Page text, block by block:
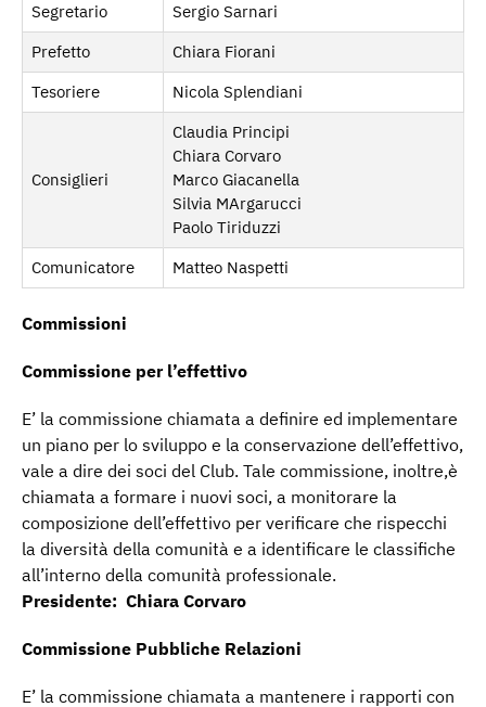
Segretario
Sergio Sarnari
Prefetto
Chiara Fiorani
Tesoriere
Nicola Splendiani
Consiglieri
Claudia Principi
Chiara Corvaro
Marco Giacanella
Silvia MArgarucci
Paolo Tiriduzzi
Comunicatore
Matteo Naspetti
Commissioni
Commissione per l’effettivo
E’ la commissione chiamata a definire ed implementare
un piano per lo sviluppo e la conservazione dell’effettivo,
vale a dire dei soci del Club. Tale commissione, inoltre,è
chiamata a formare i nuovi soci, a monitorare la
composizione dell’effettivo per verificare che rispecchi
la diversità della comunità e a identificare le classifiche
all’interno della comunità professionale.
Presidente: Chiara Corvaro
Commissione Pubbliche Relazioni
E’ la commissione chiamata a mantenere i rapporti con